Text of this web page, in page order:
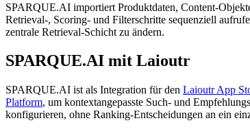
SPARQUE.AI importiert Produktdaten, Content-
Retrieval-, Scoring- und Filterschritte sequenziell
zentrale Retrieval-Schicht zu ändern.
SPARQUE.AI mit Laioutr
SPARQUE.AI ist als Integration für den Laioutr App
Platform, um kontextangepasste Such- und
konfigurieren, ohne Ranking-Entscheidungen an ein